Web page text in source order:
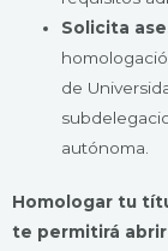
Solicita
de
autónoma.
Homologar tu
te permitirá